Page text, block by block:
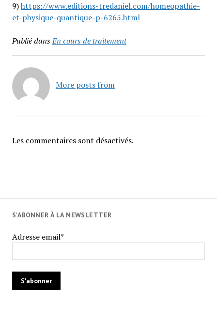
9)https://www.editions-tredaniel.com/homeopathie-
et-physique-quantique-p-6265.html
Publié dansEn cours de traitement
More posts from
Les commentaires sont désactivés.
S'ABONNER À LA NEWSLETTER
Adresse email*